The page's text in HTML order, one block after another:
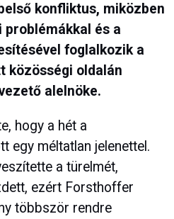
konfliktus, miközben
problémákkal és a
foglalkozik a
közösségi oldalán
alelnöke.
hogy a hét a
egy méltatlan jelenettel.
a türelmét,
ezért Forsthoffer
többször rendre